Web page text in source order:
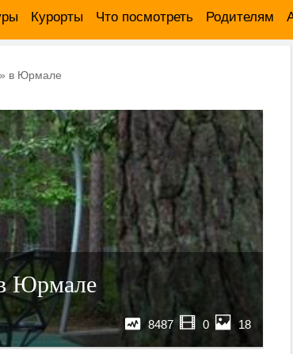
Курорты Что посмотреть Родителям
в Юрмале
Юрмале
8487 0 18